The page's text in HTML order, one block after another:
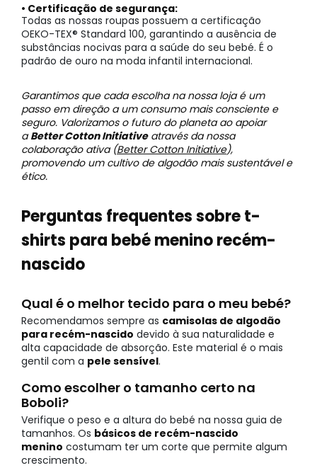
• Certificação de segurança:
Todas as nossas roupas possuem a certificação
OEKO-TEX® Standard 100, garantindo a ausência de
substâncias nocivas para a saúde do seu bebé. É o
padrão de ouro na moda infantil internacional.
Garantimos que cada escolha na nossa loja é um
passo em direção a um consumo mais consciente e
seguro. Valorizamos o futuro do planeta ao apoiar
aBetter Cotton Initiativeatravés da nossa
colaboração ativa (Better Cotton Initiative),
promovendo um cultivo de algodão mais sustentável e
ético.
Perguntas frequentes sobre t-
shirts para bebé menino recém-
nascido
Qual é o melhor tecido para o meu bebé?
Recomendamos sempre as camisolas de algodão
para recém-nascido devido à sua naturalidade e
alta capacidade de absorção. Este material é o mais
gentil com a pele sensível.
Como escolher o tamanho certo na
Boboli?
Verifique o peso e a altura do bebé na nossa guia de
tamanhos. Os básicos de recém-nascido
menino costumam ter um corte que permite algum
crescimento.